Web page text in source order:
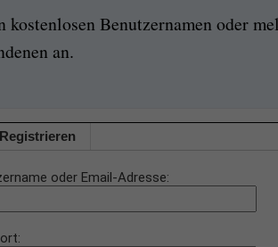
kostenlosen Benutzernamen oder
an.
Registrieren
oder Email-Adresse